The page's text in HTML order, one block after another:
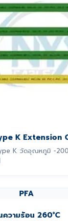
K Extension
K วัดอุณหภูมิ -
PFA
วามร้อน 260°C